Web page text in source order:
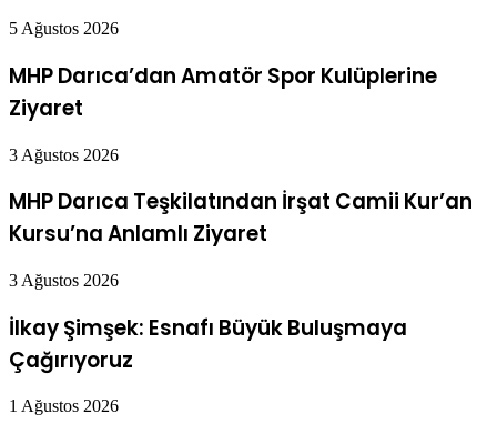
5 Ağustos 2026
MHP Darıca’dan Amatör Spor Kulüplerine
Ziyaret
3 Ağustos 2026
MHP Darıca Teşkilatından İrşat Camii Kur’an
Kursu’na Anlamlı Ziyaret
3 Ağustos 2026
İlkay Şimşek: Esnafı Büyük Buluşmaya
Çağırıyoruz
1 Ağustos 2026